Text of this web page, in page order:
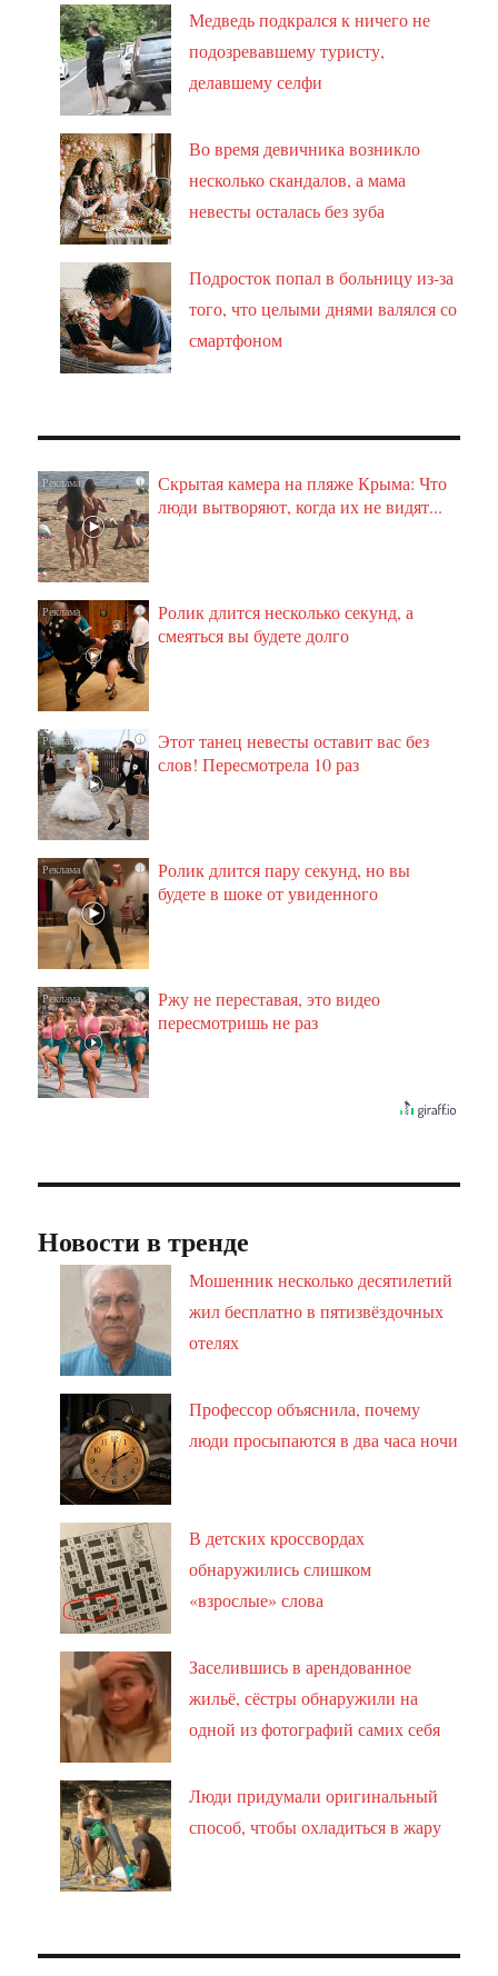
Медведь подкрался к ничего не
подозревавшему туристу,
делавшему селфи
Во время девичника возникло
несколько скандалов, а мама
невесты осталась без зуба
Подросток попал в больницу из-за
того, что целыми днями валялся со
смартфоном
i
Скрытая камера на пляже Крыма: Что
люди вытворяют, когда их не видят...
i
Ролик длится несколько секунд, а
смеяться вы будете долго
i
Этот танец невесты оставит вас без
слов! Пересмотрела 10 раз
i
Ролик длится пару секунд, но вы
будете в шоке от увиденного
i
Ржу не переставая, это видео
пересмотришь не раз
Новости в тренде
Мошенник несколько десятилетий
жил бесплатно в пятизвёздочных
отелях
Профессор объяснила, почему
люди просыпаются в два часа ночи
В детских кроссвордах
обнаружились слишком
«взрослые» слова
Заселившись в арендованное
жильё, сёстры обнаружили на
одной из фотографий самих себя
Люди придумали оригинальный
способ, чтобы охладиться в жару